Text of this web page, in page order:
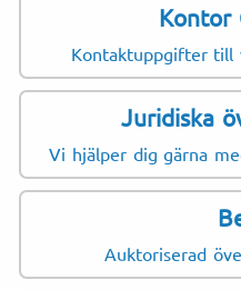
Kontor
Kontaktuppgifter till
Juridiska
Vi hjälper dig gärna
Auktoriserad